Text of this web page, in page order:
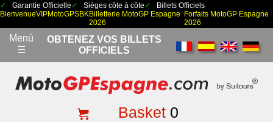
Garantie Officielle Sièges côte à côte
Billets Officiels
BienvenueVIPMotoGPSBKBilletterie MotoGP Espagne
2026
Forfaits MotoGP Espagne
2026
Menú
☰
OBTENEZ VOS BILLETS
OFFICIELS
Basket0